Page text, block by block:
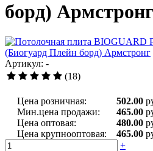
борд) Армстронг
Артикул: -
(18)
Цена розничная: 502.00
Мин.цена продажи:
465.00
Цена оптовая:
480.00
Цена крупнооптовая:
465.00
+